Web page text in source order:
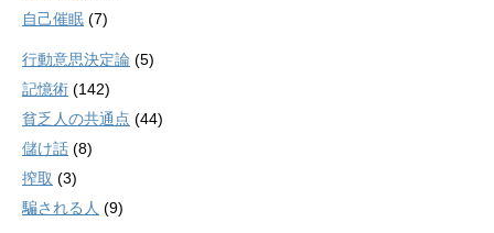
自己催眠 (7)
行動意思決定論 (5)
記憶術 (142)
貧乏人の共通点 (44)
儲け話 (8)
搾取 (3)
騙される人 (9)